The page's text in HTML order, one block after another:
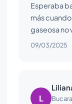
Esperaba
más
gaseosa no
09/03/2025
L